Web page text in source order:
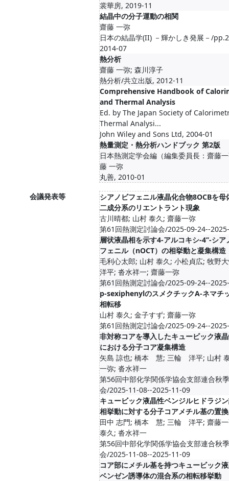
裳華房, 2019-11
結晶中の分子運動の相関
齋藤 一弥
日本の結晶学(II) －輝かしき発展－/
2014-07
熱分析
齋藤 一弥; 森川淳子
熱分析/共立出版, 2012-11
Comprehensive Handbook of
and Thermal Analysis
Ed. by The Japan Society of
Thermal Analysi...
John Wiley and Sons Ltd, 2004-01
熱量測定・熱分析ハンドブック 第2版
日本熱測定学会編（編集委員長：齋藤
藤 一弥
丸善, 2010-01
会議発表等
シアノビフェニル液晶化合物8OCBを母
二成分系のリエントラント現象
古川晴都; 山村 泰久; 齋藤一弥
第61回熱測定討論会/2025-09-24--
層状液晶相を示す4-アルコキシ-4’’-シ
フェニル（nOCT）の相挙動と凝集構造
毛利心太郎; 山村 泰久; 小松貞広; 牧野
洋平; 沓水祥一; 齋藤一弥
第61回熱測定討論会/2025-09-24--
p-sexiphenylのスメクチックA-ネマチ
相転移
山村 泰久; 金子すず; 齋藤一弥
第61回熱測定討論会/2025-09-24--
非対称コアを導入したキュービック液
における分子コア凝集構造
矢島 諒也; 橋本 慧; 三輪 洋平; 山村
一弥; 沓水祥一
第56回中部化学関係学協会支部連合秋
会/2025-11-08--2025-11-09
キュービック液晶性ベンジルヒドラジ
相挙動に対する分子コアメチル基の置
田中 志門; 橋本 慧; 三輪 洋平; 齋藤一
泰久; 沓水祥一
第56回中部化学関係学協会支部連合秋
会/2025-11-08--2025-11-09
コア部にメチル基を持つキュービック
ベンゼン誘導体の混合系の相転移挙動